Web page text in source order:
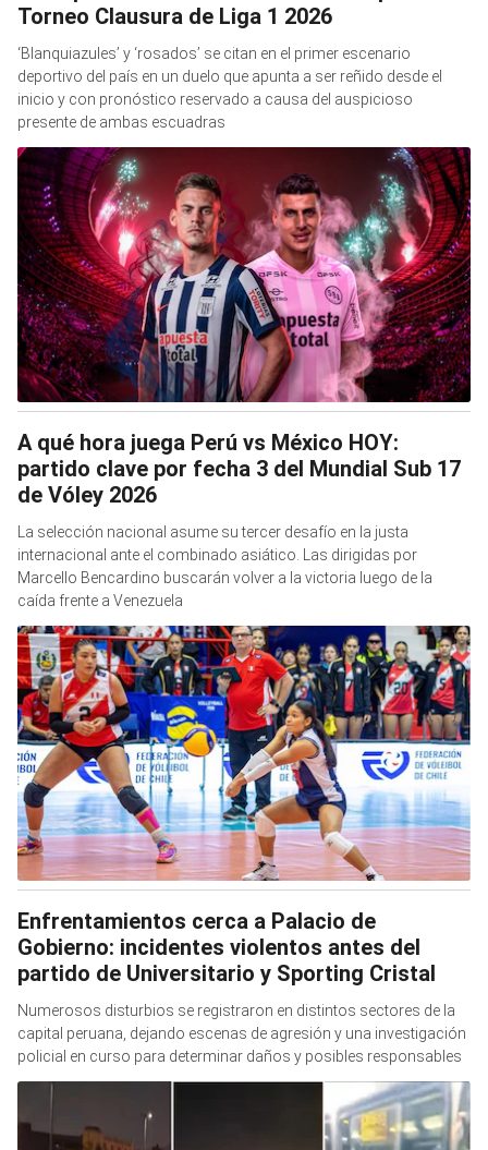
Torneo Clausura de Liga 1 2026
‘Blanquiazules’ y ‘rosados’ se citan en el primer escenario
deportivo del país en un duelo que apunta a ser reñido desde el
inicio y con pronóstico reservado a causa del auspicioso
presente de ambas escuadras
A qué hora juega Perú vs México HOY:
partido clave por fecha 3 del Mundial Sub 17
de Vóley 2026
La selección nacional asume su tercer desafío en la justa
internacional ante el combinado asiático. Las dirigidas por
Marcello Bencardino buscarán volver a la victoria luego de la
caída frente a Venezuela
Enfrentamientos cerca a Palacio de
Gobierno: incidentes violentos antes del
partido de Universitario y Sporting Cristal
Numerosos disturbios se registraron en distintos sectores de la
capital peruana, dejando escenas de agresión y una investigación
policial en curso para determinar daños y posibles responsables